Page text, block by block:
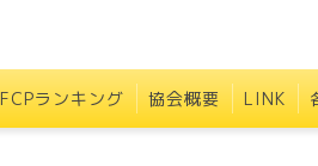
FCPランキング 協会概要 LINK